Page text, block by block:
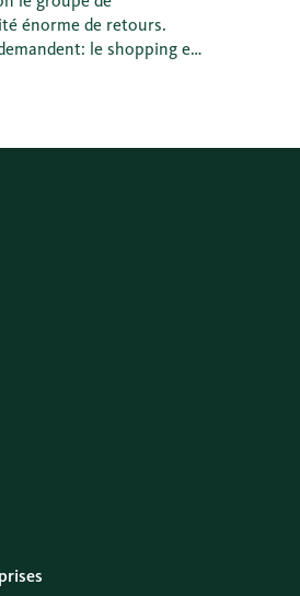
énorme de retours.
le shopping en
en ligne est souvent
soi-même pour faire